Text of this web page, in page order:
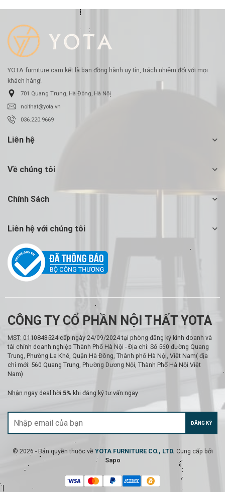
YOTA furniture cam kết là bạn đồng hành uy tín, trách nhiệm đối với mọi
khách hàng!
701 Quang Trung, Hà Đông, Hà Nội
noithat@yota.vn
036.220.9669
Liên hệ
Về chúng tôi
Chính Sách
Liên hệ với chúng tôi
CÔNG TY CỔ PHẦN NỘI THẤT YOTA
MST: 0110843524 cấp ngày 24/09/2024 tại phòng đăng ký kinh doanh và
tài chính doanh nghiệp Thành Phố Hà Nội - Địa chỉ: Số 560 đường Quang
Trung, Phường La Khê, Quận Hà Đông, Thành phố Hà Nội, Việt Nam( địa
chỉ mới: 560 Quang Trung, Phường Dương Nội, Thành Phố Hà Nội Việt
Nam)
Nhận ngay deal hời 5% khi đăng ký tư vấn ngay
ĐĂNG KÝ
© 2026 - Bản quyền thuộc về YOTA FURNITURE CO., LTD. Cung cấp bởi
Sapo